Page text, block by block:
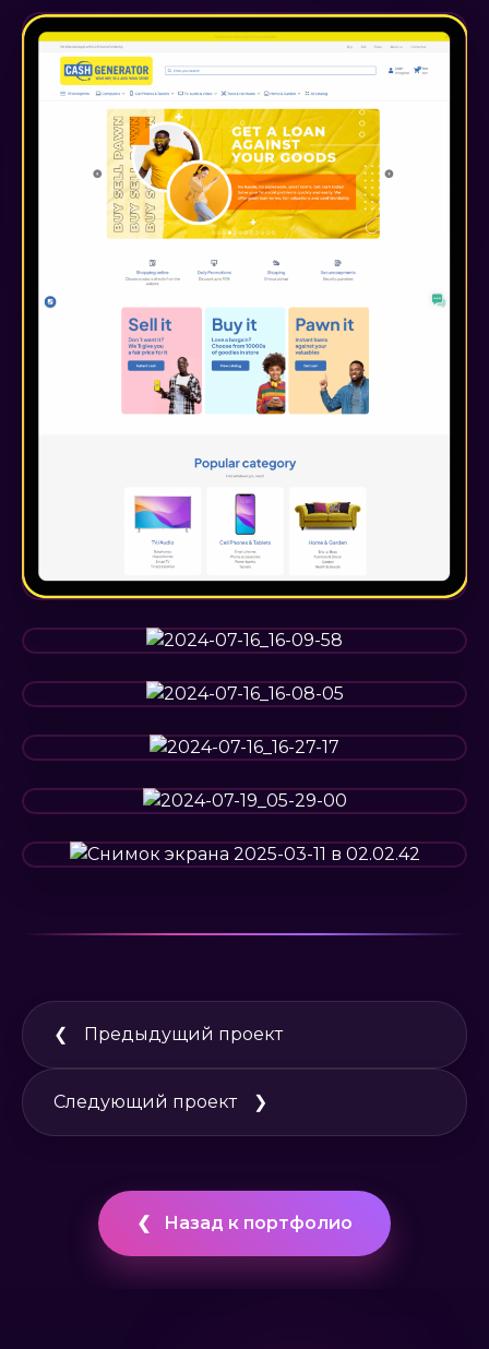
❮ Предыдущий проект
Следующий проект ❯
❮ Назад к портфолио